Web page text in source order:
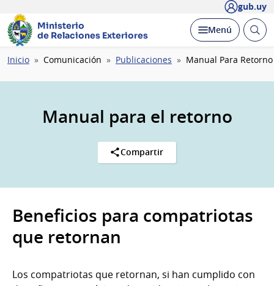
gub.uy
Ministerio
de Relaciones Exteriores
Desplegar
Menú Abrir
Ruta
navegación
Inicio Comunicación Publicaciones Manual Para Retorno
Manual para el retorno
Compartir
Beneficios para compatriotas
que retornan
Los compatriotas que retornan, si han cumplido con